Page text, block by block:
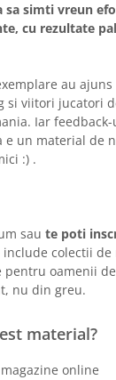
simti vreun
cu rezultate
au
si viitori jucatori
Iar
e un material de
:) .
sau te poti
colectii de
pentru oamenii
nu din greu.
material?
online